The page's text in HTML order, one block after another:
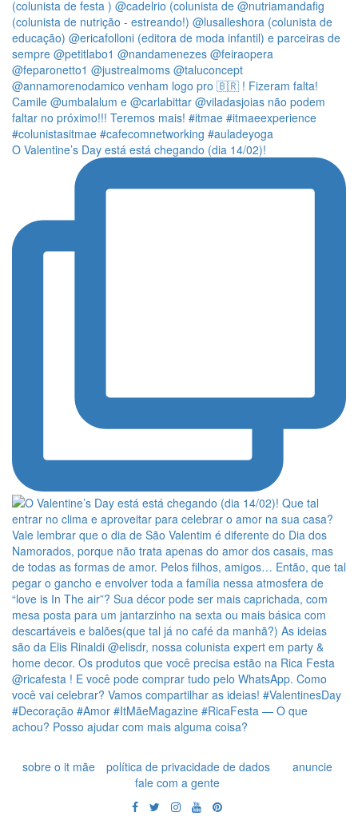
O Valentine’s Day está está chegando (dia 14/02)!
sobre o it mãe política de privacidade de dados
anuncie
fale com a gente